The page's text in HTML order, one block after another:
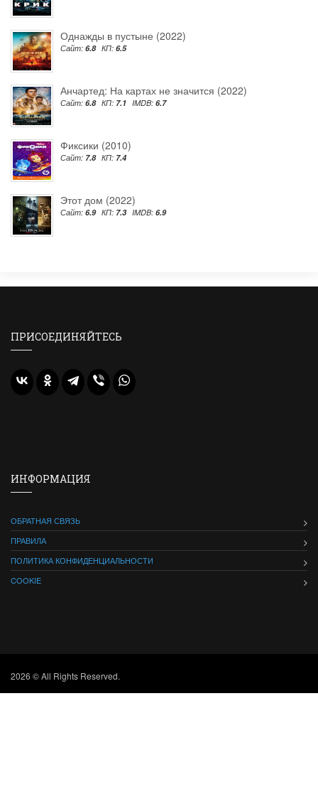
Однажды в пустыне (2022)
Сайт: 6.8 КП: 6.5
Анчартед: На картах не значится (2022)
Сайт: 6.8 КП: 7.1 IMDB: 6.7
Фиксики (2010)
Сайт: 7.8 КП: 7.4
Этот дом (2022)
Сайт: 6.9 КП: 7.3 IMDB: 6.9
ПРИСОЕДИНЯЙТЕСЬ
ИНФОРМАЦИЯ
ОБРАТНАЯ СВЯЗЬ
ПРАВИЛА
ПОЛИТИКА КОНФИДЕНЦИАЛЬНОСТИ
COOKIE
2026 © All Rights Reserved.